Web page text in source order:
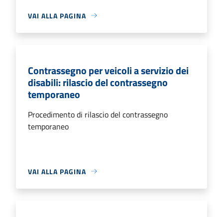
VAI ALLA PAGINA
Contrassegno per veicoli a servizio dei
disabili: rilascio del contrassegno
temporaneo
Procedimento di rilascio del contrassegno
temporaneo
VAI ALLA PAGINA